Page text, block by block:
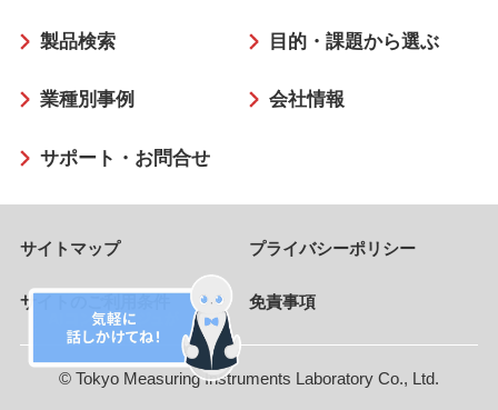
ー
製品検索 目的・課題から選ぶ
業種別事例 会社情報
サポート・お問合せ
サイトマップ プライバシーポリシー
サイトのご利用条件 免責事項
© Tokyo Measuring Instruments Laboratory Co., Ltd.